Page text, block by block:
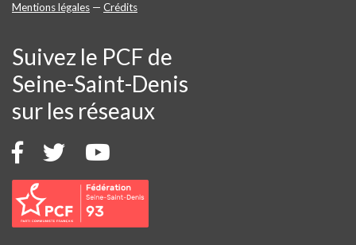
Mentions légales — Crédits
Suivez le PCF de
Seine-Saint-Denis
sur les réseaux